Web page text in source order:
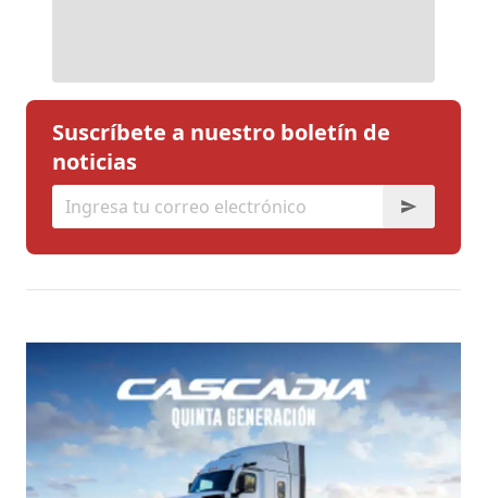
Suscríbete a nuestro boletín de
noticias